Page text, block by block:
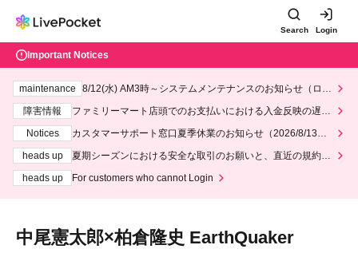
Search Login
Important Notices
maintenance
8/12(水) AM3時～システムメンテナンスのお知らせ（ロー
障害情報
ファミリーマート店頭でのお支払いにおける入金反映の遅延
Notices
カスタマーサポート窓口夏季休業のお知らせ（2026/8/13～2
heads up
夏期シーズンにおける安全な取引のお願いと、直近の規約違
heads up
For customers who cannot Login
中尾憲太郎×柏倉隆史 EarthQuaker